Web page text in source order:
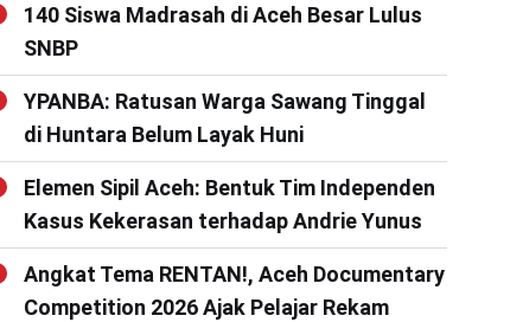
140 Siswa Madrasah di Aceh Besar Lulus
SNBP
YPANBA: Ratusan Warga Sawang Tinggal
di Huntara Belum Layak Huni
Elemen Sipil Aceh: Bentuk Tim Independen
Kasus Kekerasan terhadap Andrie Yunus
Angkat Tema RENTAN!, Aceh Documentary
Competition 2026 Ajak Pelajar Rekam